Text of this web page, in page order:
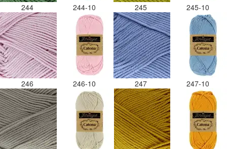
244 244-10 245 245-10
246 246-10 247 247-10